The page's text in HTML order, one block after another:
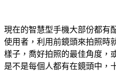
現在的智慧型手機大部份都有
使用者，利用前鏡頭來拍照時
樣子，喬好拍照的最佳角度，
是不是每個人都有在鏡頭中，